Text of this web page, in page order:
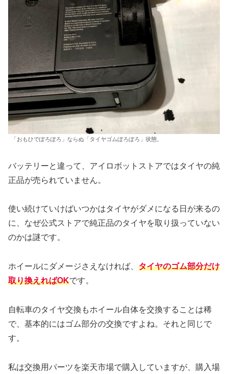
「おもひでぽろぽろ」ならぬ「タイヤゴムぽろぽろ」状態。
バッテリーと違って、アイロボットストアではタイヤの純
正品が売られていません。
使い続けていけばいつかはタイヤがダメになる日が来るの
に、なぜ公式ストアで純正品のタイヤを取り扱っていない
のかは謎です。
ホイールにダメージさえなければ、 タイヤのゴム部分だけ
取り換えればOKです。
自転車のタイヤ交換もホイール自体を交換することは稀
で、基本的にはゴム部分の交換ですよね。それと同じで
す。
私は交換用パーツを楽天市場で購入していますが、購入場